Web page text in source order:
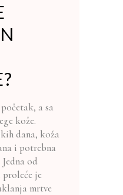
a sa
kože.
dana, koža
i potrebna
od
je
mrtve